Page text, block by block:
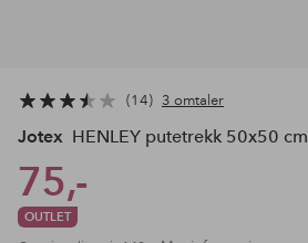
14 3 omtaler
Jotex HENLEY putetrekk 50x50 cm
75,-
OUTLET